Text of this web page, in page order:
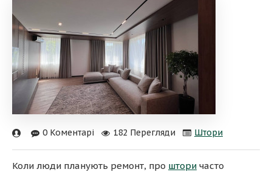
0 Коментарі 182 Перегляди Штори
Коли люди планують ремонт, про штори часто